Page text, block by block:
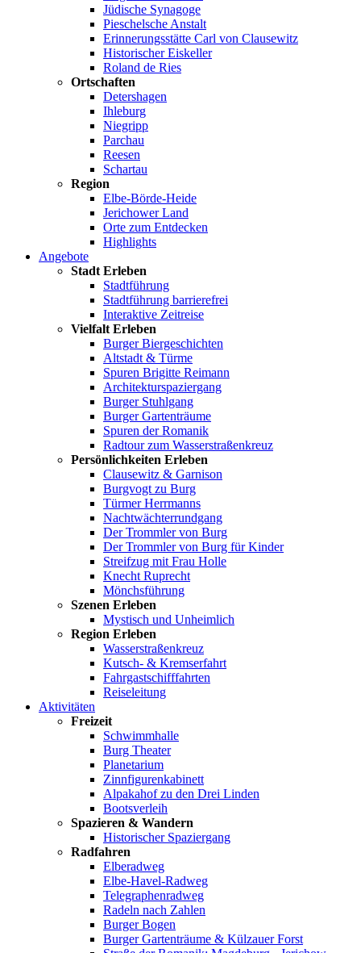
Jüdische Synagoge
Pieschelsche Anstalt
Erinnerungsstätte Carl von Clausewitz
Historischer Eiskeller
Roland de Ries
Ortschaften
Detershagen
Ihleburg
Niegripp
Parchau
Reesen
Schartau
Region
Elbe-Börde-Heide
Jerichower Land
Orte zum Entdecken
Highlights
Angebote
Stadt Erleben
Stadtführung
Stadtführung barrierefrei
Interaktive Zeitreise
Vielfalt Erleben
Burger Biergeschichten
Altstadt & Türme
Spuren Brigitte Reimann
Architekturspaziergang
Burger Stuhlgang
Burger Gartenträume
Spuren der Romanik
Radtour zum Wasserstraßenkreuz
Persönlichkeiten Erleben
Clausewitz & Garnison
Burgvogt zu Burg
Türmer Herrmanns
Nachtwächterrundgang
Der Trommler von Burg
Der Trommler von Burg für Kinder
Streifzug mit Frau Holle
Knecht Ruprecht
Mönchsführung
Szenen Erleben
Mystisch und Unheimlich
Region Erleben
Wasserstraßenkreuz
Kutsch- & Kremserfahrt
Fahrgastschifffahrten
Reiseleitung
Aktivitäten
Freizeit
Schwimmhalle
Burg Theater
Planetarium
Zinnfigurenkabinett
Alpakahof zu den Drei Linden
Bootsverleih
Spazieren & Wandern
Historischer Spaziergang
Radfahren
Elberadweg
Elbe-Havel-Radweg
Telegraphenradweg
Radeln nach Zahlen
Burger Bogen
Burger Gartenträume & Külzauer Forst